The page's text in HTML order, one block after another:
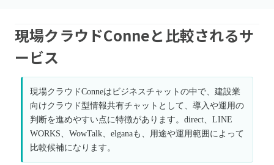
現場クラウドConneと比較されるサ
ービス
現場クラウドConneはビジネスチャットの中で、建設業
向けクラウド型情報共有チャットとして、導入や運用の
判断を進めやすい点に特徴があります。direct、LINE
WORKS、WowTalk、elganaも、用途や運用範囲によって
比較候補になります。